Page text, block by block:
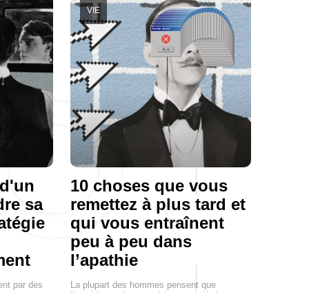
sa
par des
10 choses que vous
remettez à plus tard et
qui vous entraînent
peu à peu dans
l’apathie
VIE
La plupart des hommes pensent que